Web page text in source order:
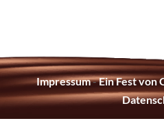
Impressum-Ein Fest von